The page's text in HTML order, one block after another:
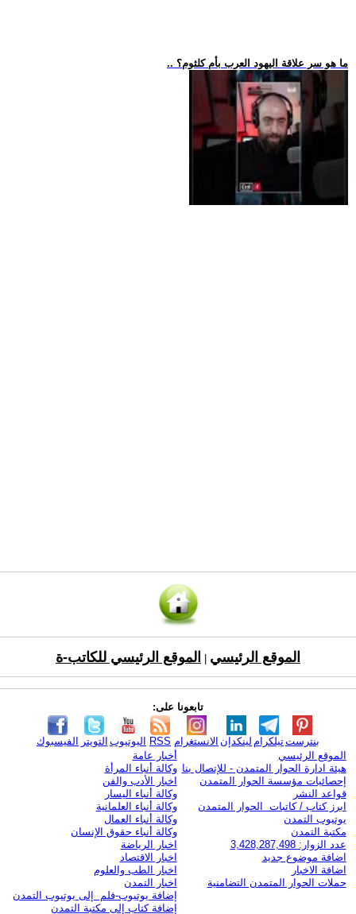
.. ما هو سر علاقة اليهود العرب بأم كلثوم؟
الموقع الرئيسي الموقع الرئيسي للكاتب-ة
تابعونا على:
الفيسبوك التويتر اليوتيوب RSS الانستغرام لينكدإن تيلكرامبنترست
الموقع الرئيسي
هيئة ادارة الحوار المتمدن - للإتصال بنا
إحصائيات مؤسسة الحوار المتمدن
قواعد النشر
ابرز كتاب / كاتبات الحوار المتمدن
يوتيوب التمدن
مكتبة التمدن
عدد الزوار: 3,428,287,498
اضافة موضوع جديد
اضافة الاخبار
حملات الحوار المتمدن التضامنية
أخبار عامة
وكالة أنباء المرأة
اخبار الأدب والفن
وكالة أنباء اليسار
وكالة أنباء العلمانية
وكالة أنباء العمال
وكالة أنباء حقوق الإنسان
اخبار الرياضة
اخبار الاقتصاد
اخبار الطب والعلوم
اخبار التمدن
إضافة يوتيوب-فلم إلى يوتيوب التمدن
إضافة كتاب إلى مكتبة التمدن